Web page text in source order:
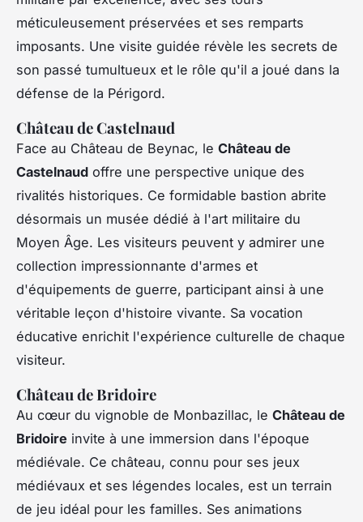
méticuleusement préservées et ses remparts
imposants. Une visite guidée révèle les secrets de
son passé tumultueux et le rôle qu'il a joué dans la
défense de la Périgord.
Château de Castelnaud
Face au Château de Beynac, le Château de
Castelnaud offre une perspective unique des
rivalités historiques. Ce formidable bastion abrite
désormais un musée dédié à l'art militaire du
Moyen Âge. Les visiteurs peuvent y admirer une
collection impressionnante d'armes et
d'équipements de guerre, participant ainsi à une
véritable leçon d'histoire vivante. Sa vocation
éducative enrichit l'expérience culturelle de chaque
visiteur.
Château de Bridoire
Au cœur du vignoble de Monbazillac, le Château de
Bridoire invite à une immersion dans l'époque
médiévale. Ce château, connu pour ses jeux
médiévaux et ses légendes locales, est un terrain
de jeu idéal pour les familles. Ses animations